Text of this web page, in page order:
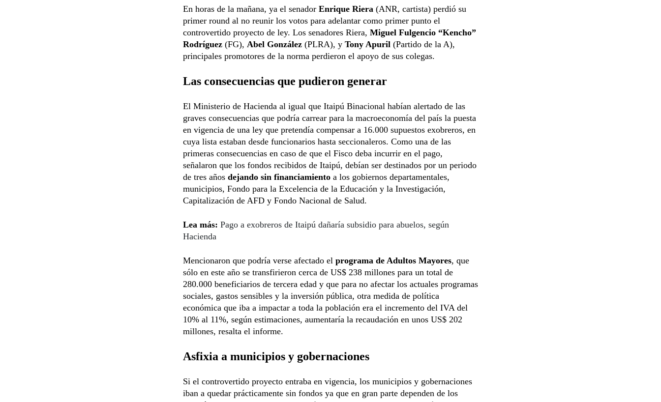
En horas de la mañana, ya el senador Enrique Riera (ANR, cartista) perdió su
primer round al no reunir los votos para adelantar como primer punto el
controvertido proyecto de ley. Los senadores Riera, Miguel Fulgencio “Kencho”
Rodríguez (FG), Abel González (PLRA), y Tony Apuril (Partido de la A),
principales promotores de la norma perdieron el apoyo de sus colegas.
Las consecuencias que pudieron generar
El Ministerio de Hacienda al igual que Itaipú Binacional habían alertado de las
graves consecuencias que podría carrear para la macroeconomía del país la puesta
en vigencia de una ley que pretendía compensar a 16.000 supuestos exobreros, en
cuya lista estaban desde funcionarios hasta seccionaleros. Como una de las
primeras consecuencias en caso de que el Fisco deba incurrir en el pago,
señalaron que los fondos recibidos de Itaipú, debían ser destinados por un periodo
de tres años dejando sin financiamiento a los gobiernos departamentales,
municipios, Fondo para la Excelencia de la Educación y la Investigación,
Capitalización de AFD y Fondo Nacional de Salud.
Lea más: Pago a exobreros de Itaipú dañaría subsidio para abuelos, según
Hacienda
Mencionaron que podría verse afectado el programa de Adultos Mayores, que
sólo en este año se transfirieron cerca de US$ 238 millones para un total de
280.000 beneficiarios de tercera edad y que para no afectar los actuales programas
sociales, gastos sensibles y la inversión pública, otra medida de política
económica que iba a impactar a toda la población era el incremento del IVA del
10% al 11%, según estimaciones, aumentaría la recaudación en unos US$ 202
millones, resalta el informe.
Asfixia a municipios y gobernaciones
Si el controvertido proyecto entraba en vigencia, los municipios y gobernaciones
iban a quedar prácticamente sin fondos ya que en gran parte dependen de los